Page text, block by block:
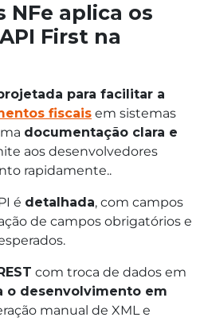
NFe aplica os
First na
para facilitar a
fiscais em sistemas
documentação clara e
aos desenvolvedores
rapidamente..
é detalhada, com campos
de campos obrigatórios e
com troca de dados em
o desenvolvimento em
manual de XML e